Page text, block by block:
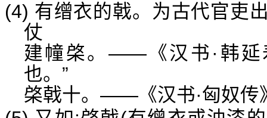
(4) 有缯衣的戟。为古代官吏
仗
建幢棨。——《汉书·韩延
也。”
棨戟十。——《汉书·匈奴传